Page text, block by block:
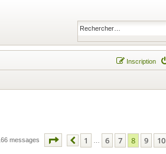
Inscription
messages Page sur12
Précédent
1 6 7 8 9 10